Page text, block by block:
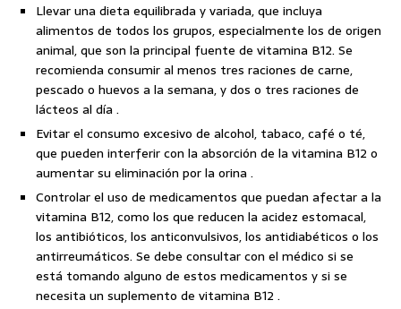
Llevar una dieta equilibrada y variada, que incluya
alimentos de todos los grupos, especialmente los de origen
animal, que son la principal fuente de vitamina B12. Se
recomienda consumir al menos tres raciones de carne,
pescado o huevos a la semana, y dos o tres raciones de
lácteos al día .
Evitar el consumo excesivo de alcohol, tabaco, café o té,
que pueden interferir con la absorción de la vitamina B12 o
aumentar su eliminación por la orina .
Controlar el uso de medicamentos que puedan afectar a la
vitamina B12, como los que reducen la acidez estomacal,
los antibióticos, los anticonvulsivos, los antidiabéticos o los
antirreumáticos. Se debe consultar con el médico si se
está tomando alguno de estos medicamentos y si se
necesita un suplemento de vitamina B12 .